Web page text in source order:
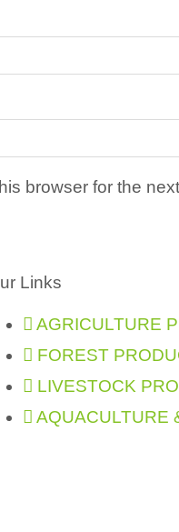
browser for the
Links
AGRICULTURE
FOREST
LIVESTOCK
AQUACULTURE